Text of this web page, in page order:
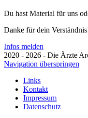
Du hast Material für uns
Danke für dein
Infos melden
2020 - 2026 - Die Ärzte
Navigation überspringen
Links
Kontakt
Impressum
Datenschutz